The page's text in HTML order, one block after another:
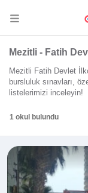
Mezitli - Fatih
Mezitli Fatih Devlet
bursluluk sınavları,
listelerimizi inceleyin!
1 okul bulundu